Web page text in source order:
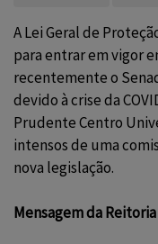
A Lei Geral de
para entrar em vigor
recentemente o
devido à crise da
Prudente Centro
intensos de uma
nova legislação.
Mensagem da Reitoria